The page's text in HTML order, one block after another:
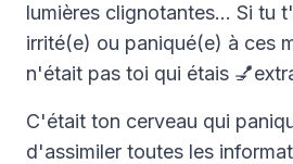
lumières clignotantes… Si tu
irrité(e) ou paniqué(e) à ces
n'était pas toi qui étais
C'était ton cerveau qui
d'assimiler toutes les